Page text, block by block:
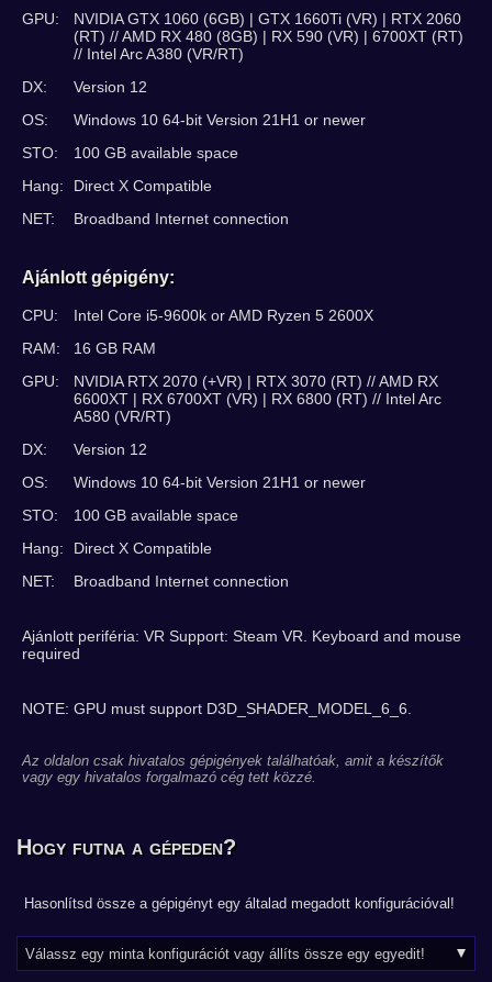
GPU:
NVIDIA GTX 1060 (6GB) | GTX 1660Ti (VR) | RTX 2060
(RT) // AMD RX 480 (8GB) | RX 590 (VR) | 6700XT (RT)
// Intel Arc A380 (VR/RT)
DX:
Version 12
OS:
Windows 10 64-bit Version 21H1 or newer
STO:
100 GB available space
Hang:
Direct X Compatible
NET:
Broadband Internet connection
Ajánlott gépigény:
CPU:
Intel Core i5-9600k or AMD Ryzen 5 2600X
RAM:
16 GB RAM
GPU:
NVIDIA RTX 2070 (+VR) | RTX 3070 (RT) // AMD RX
6600XT | RX 6700XT (VR) | RX 6800 (RT) // Intel Arc
A580 (VR/RT)
DX:
Version 12
OS:
Windows 10 64-bit Version 21H1 or newer
STO:
100 GB available space
Hang:
Direct X Compatible
NET:
Broadband Internet connection
Ajánlott periféria: VR Support: Steam VR. Keyboard and mouse
required
NOTE: GPU must support D3D_SHADER_MODEL_6_6.
Az oldalon csak hivatalos gépigények találhatóak, amit a készítők
vagy egy hivatalos forgalmazó cég tett közzé.
Hogy futna a gépeden?
Hasonlítsd össze a gépigényt egy általad megadott konfigurációval!